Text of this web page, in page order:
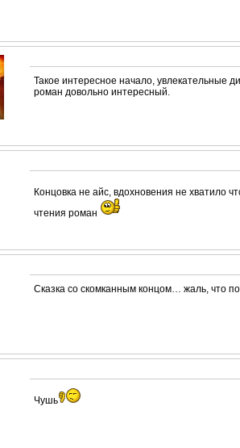
Такое интересное начало, увлекательные
роман довольно интересный.
Концовка не айс, вдохновения не хватило
чтения роман
Сказка со скомканным концом… жаль, что
Чушь